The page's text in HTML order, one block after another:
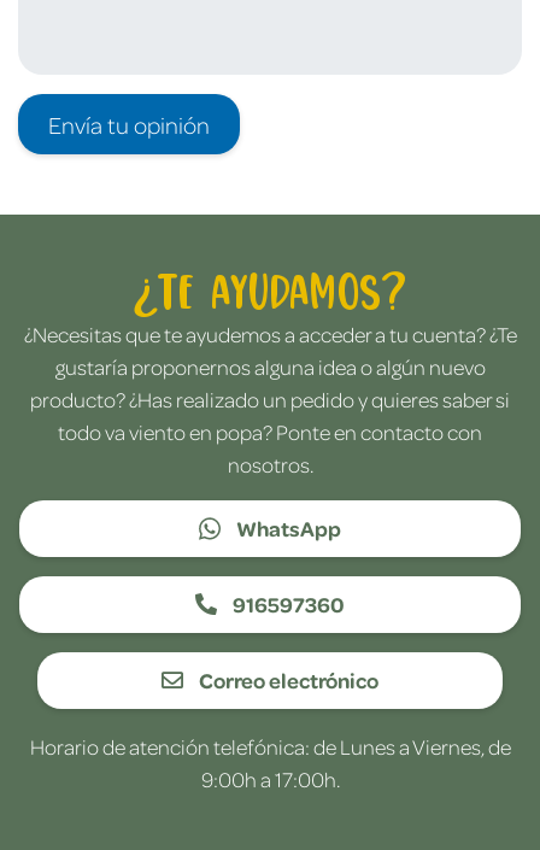
Envía tu opinión
¿Te ayudamos?
¿Necesitas que te ayudemos a acceder a tu cuenta? ¿Te
gustaría proponernos alguna idea o algún nuevo
producto? ¿Has realizado un pedido y quieres saber si
todo va viento en popa? Ponte en contacto con
nosotros.
WhatsApp
916597360
Correo electrónico
Horario de atención telefónica: de Lunes a Viernes, de
9:00h a 17:00h.